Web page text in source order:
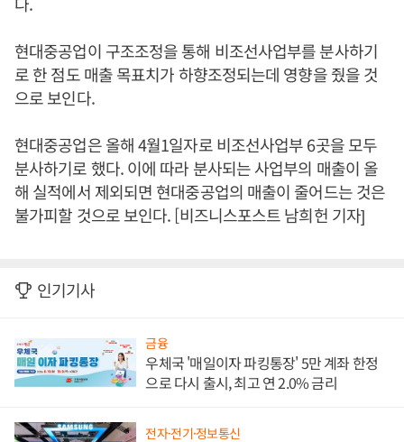
현대중공업이 구조조정을 통해 비조선사업부를 분사하기
로 한 점도 매출 목표치가 하향조정되는데 영향을 줬을 것
으로 보인다.
현대중공업은 올해 4월1일자로 비조선사업부 6곳을 모두
분사하기로 했다. 이에 따라 분사되는 사업부의 매출이 올
해 실적에서 제외되면 현대중공업의 매출이 줄어드는 것은
불가피할 것으로 보인다. [비즈니스포스트 남희헌 기자]
인기기사
금융
우체국 '매일이자 파킹통장' 5만 계좌 한정
으로 다시 출시, 최고 연 2.0% 금리
전자·전기·정보통신